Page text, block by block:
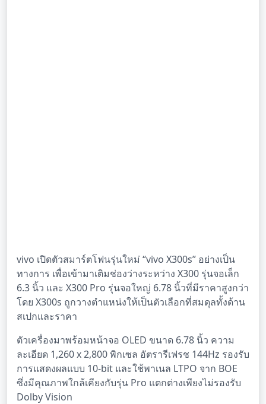
vivo เปิดตัวสมาร์ตโฟนรุ่นใหม่ “vivo X300s” อย่างเป็น
ทางการ เพื่อเข้ามาเติมช่องว่างระหว่าง X300 รุ่นจอเล็ก
6.3 นิ้ว และ X300 Pro รุ่นจอใหญ่ 6.78 นิ้วที่มีราคาสูงกว่า
โดย X300s ถูกวางตำแหน่งให้เป็นตัวเลือกที่สมดุลทั้งด้าน
สเปกและราคา
ตัวเครื่องมาพร้อมหน้าจอ OLED ขนาด 6.78 นิ้ว ความ
ละเอียด 1,260 x 2,800 พิกเซล อัตรารีเฟรช 144Hz รองรับ
การแสดงผลแบบ 10-bit และใช้พาเนล LTPO จาก BOE
ซึ่งมีคุณภาพใกล้เคียงกับรุ่น Pro แตกต่างเพียงไม่รองรับ
Dolby Vision